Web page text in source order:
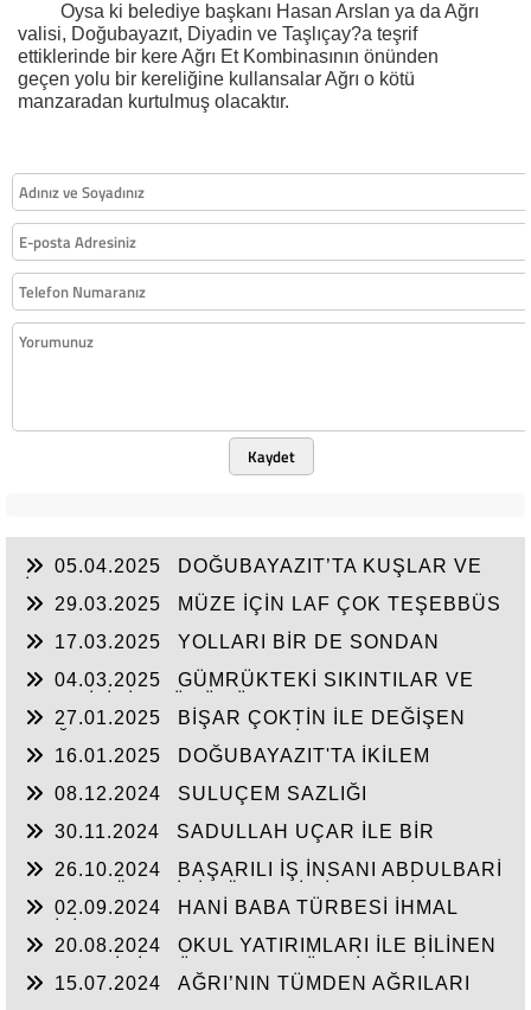
Oysa ki belediye başkanı Hasan Arslan ya da Ağrı
valisi, Doğubayazıt, Diyadin ve Taşlıçay?a teşrif
ettiklerinde bir kere Ağrı Et Kombinasının önünden
geçen yolu bir kereliğine kullansalar Ağrı o kötü
manzaradan kurtulmuş olacaktır.
Kaydet
05.04.2025
DOĞUBAYAZIT’TA KUŞLAR VE
29.03.2025
MÜZE İÇİN LAF ÇOK TEŞEBBÜS
17.03.2025
YOLLARI BİR DE SONDAN
04.03.2025
GÜMRÜKTEKİ SIKINTILAR VE
27.01.2025
BİŞAR ÇOKTİN İLE DEĞİŞEN
16.01.2025
DOĞUBAYAZIT'TA İKİLEM
08.12.2024
SULUÇEM SAZLIĞI
30.11.2024
SADULLAH UÇAR İLE BİR
26.10.2024
BAŞARILI İŞ İNSANI ABDULBARİ
02.09.2024
HANİ BABA TÜRBESİ İHMAL
20.08.2024
OKUL YATIRIMLARI İLE BİLİNEN
YASUBUĞA İLE PORTRE…
15.07.2024 AĞRI’NIN TÜMDEN AĞRILARI